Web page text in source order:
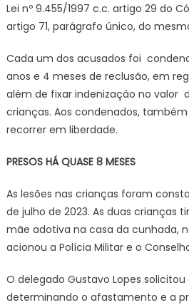
Lei nº 9.455/1997 c.c. artigo 29 do
artigo 71, parágrafo único, do
Cada um dos acusados foi
anos e 4 meses de reclusão, em
além de fixar indenização no valor
crianças. Aos condenados,
recorrer em liberdade.
PRESOS HÁ QUASE 8 MESES
As lesões nas crianças foram
de julho de 2023. As duas crianças
mãe adotiva na casa da cunhada,
acionou a Polícia Militar e o
O delegado Gustavo Lopes
determinando o afastamento e a